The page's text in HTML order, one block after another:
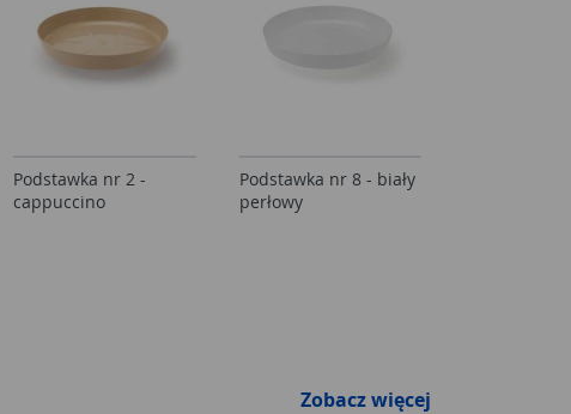
Podstawka nr 2 -
cappuccino
Podstawka nr 8 - biały
perłowy
Zobacz więcej